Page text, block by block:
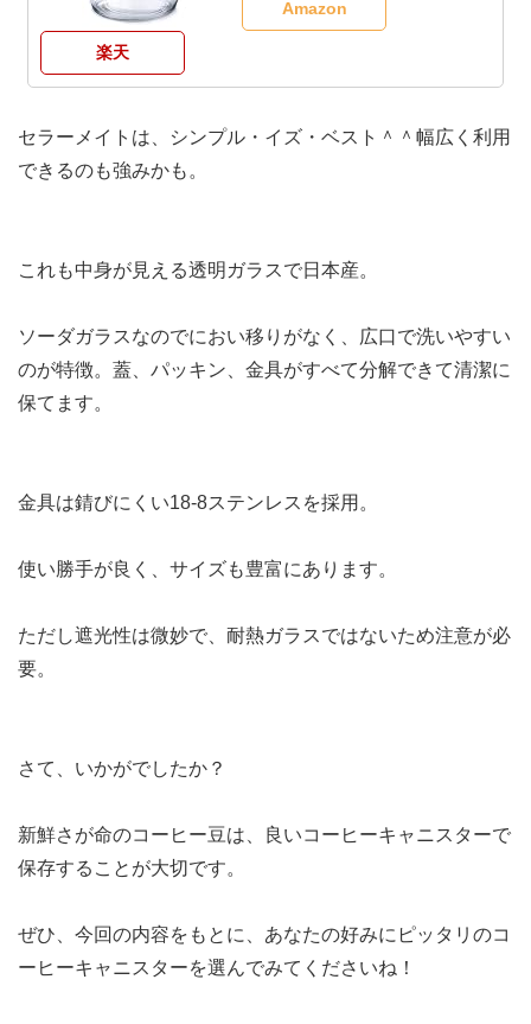
Amazon
楽天
セラーメイトは、シンプル・イズ・ベスト＾＾幅広く利用
できるのも強みかも。
これも中身が見える透明ガラスで日本産。
ソーダガラスなのでにおい移りがなく、広口で洗いやすい
のが特徴。蓋、パッキン、金具がすべて分解できて清潔に
保てます。
金具は錆びにくい18-8ステンレスを採用。
使い勝手が良く、サイズも豊富にあります。
ただし遮光性は微妙で、耐熱ガラスではないため注意が必
要。
さて、いかがでしたか？
新鮮さが命のコーヒー豆は、良いコーヒーキャニスターで
保存することが大切です。
ぜひ、今回の内容をもとに、あなたの好みにピッタリのコ
ーヒーキャニスターを選んでみてくださいね！